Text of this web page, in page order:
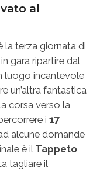
al
la terza giornata di
gara ripartire dal
luogo incantevole
un’altra fantastica
corsa verso la
i 17
alcune domande
è il Tappeto
tagliare il